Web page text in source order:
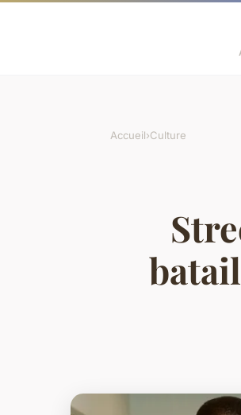
Accueil›Culture